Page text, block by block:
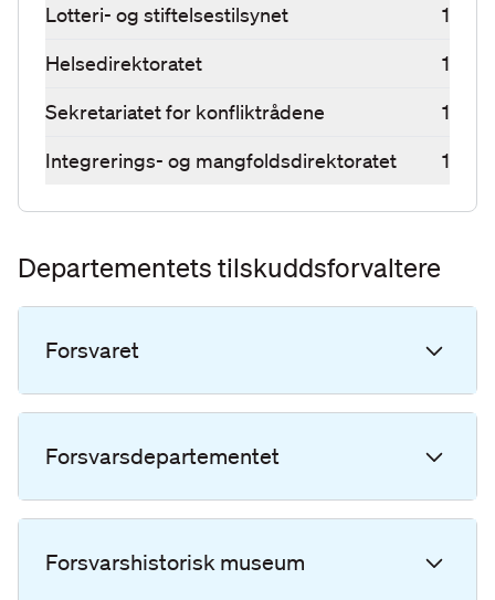
Lotteri- og stiftelsestilsynet
1
Helsedirektoratet
1
Sekretariatet for konfliktrådene
1
Integrerings- og mangfoldsdirektoratet
1
Departementets tilskuddsforvaltere
Forsvaret
Forsvarsdepartementet
Forsvarshistorisk museum